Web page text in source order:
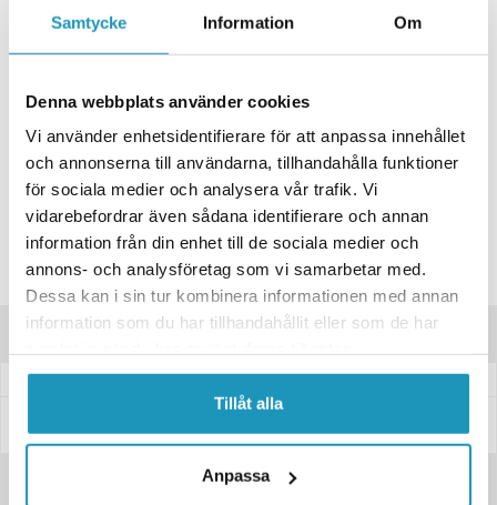
Samtycke Information Om
Denna webbplats använder cookies
Vi använder enhetsidentifierare för att anpassa innehållet
och annonserna till användarna, tillhandahålla funktioner
för sociala medier och analysera vår trafik. Vi
vidarebefordrar även sådana identifierare och annan
information från din enhet till de sociala medier och
annons- och analysföretag som vi samarbetar med.
Dessa kan i sin tur kombinera informationen med annan
information som du har tillhandahållit eller som de har
Tillåt alla
Anpassa
ONLINELAGER
I LAGER Skickas Omgående
BUTIKSLAGER 0 I LAGER
Lägsta pris de senaste 30-dagarna:16 kr
Leverans- & Returinformation
Spara produkt
Frågor om produkten?
Produktinformation